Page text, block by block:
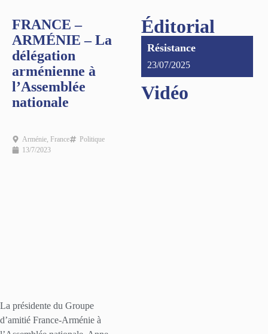
FRANCE –
ARMÉNIE – La
délégation
arménienne à
l’Assemblée
nationale
Arménie France
Politique
13/7/2023
La présidente du Groupe
d’amitié France-Arménie à
Éditorial
Résistance
23/07/2025
Vidéo